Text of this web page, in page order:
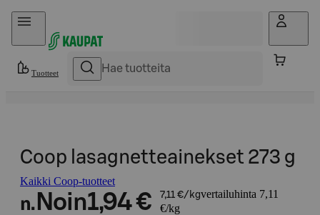
Hyppää sisältöön
Tuotteet
Coop lasagnetteainekset 273 g
Kaikki Coop-tuotteet
n. Noin1,94 € 7,11 €/kgvertailuhinta 7,11
€/kg